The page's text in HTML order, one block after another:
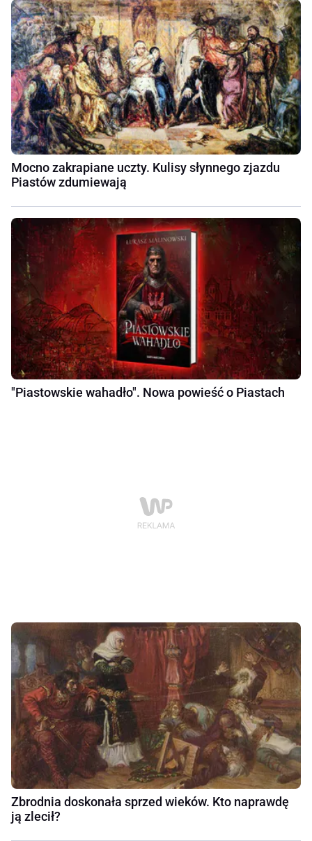
Mocno zakrapiane uczty. Kulisy słynnego zjazdu
Piastów zdumiewają
"Piastowskie wahadło". Nowa powieść o Piastach
Zbrodnia doskonała sprzed wieków. Kto naprawdę
ją zlecił?